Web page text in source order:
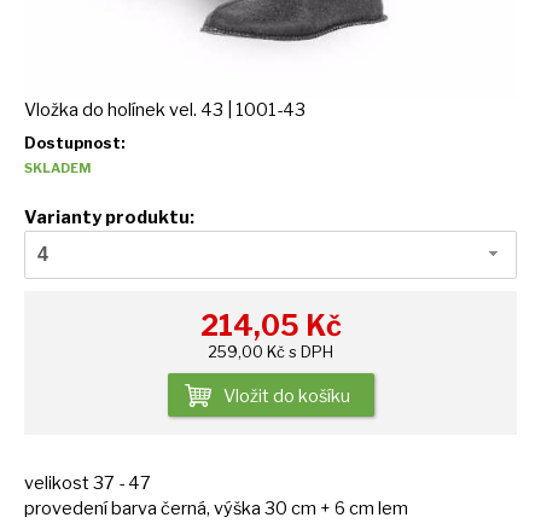
Vložka do holínek vel. 43 | 1001-43
Dostupnost:
SKLADEM
Varianty produktu:
4
214,05 Kč
259,00 Kč s DPH
Vložit do košíku
velikost37 - 47
provedení barva černá, výška 30 cm + 6 cm lem